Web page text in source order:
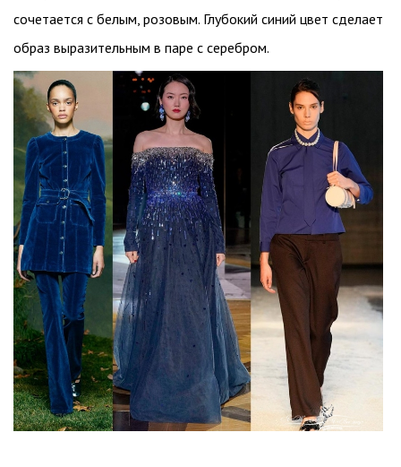
сочетается с белым, розовым. Глубокий синий цвет сделает
образ выразительным в паре с серебром.